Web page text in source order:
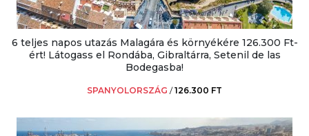
6 teljes napos utazás Malagára és környékére 126.300 Ft-
ért! Látogass el Rondába, Gibraltárra, Setenil de las
Bodegasba!
SPANYOLORSZÁG /126.300 FT